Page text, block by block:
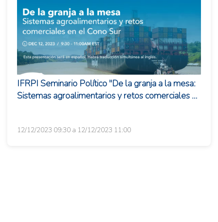
IFRPI Seminario Político "De la granja a la mesa:
Sistemas agroalimentarios y retos comerciales en
12/12/2023 09:30 a 12/12/2023 11:00